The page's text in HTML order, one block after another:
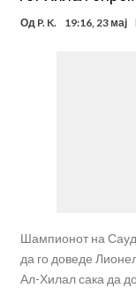
Од P. K. 19:16, 23 мај
Шампионот на
да го доведе
Ал-Хилал сака да